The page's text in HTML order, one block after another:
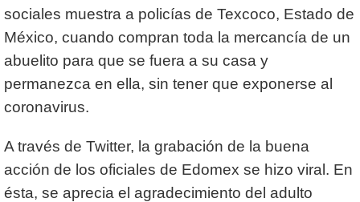
sociales muestra a policías de Texcoco, Estado de
México, cuando compran toda la mercancía de un
abuelito para que se fuera a su casa y
permanezca en ella, sin tener que exponerse al
coronavirus.
A través de Twitter, la grabación de la buena
acción de los oficiales de Edomex se hizo viral. En
ésta, se aprecia el agradecimiento del adulto